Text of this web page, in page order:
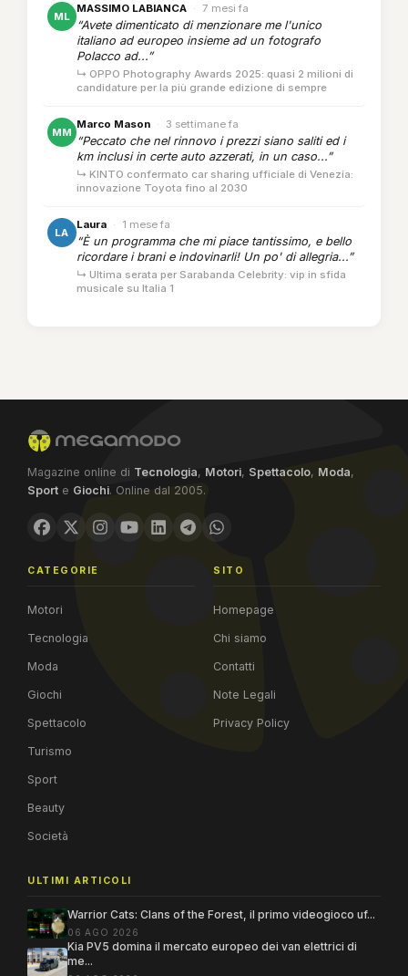
ML
MASSIMO LABIANCA · 7 mesi fa
“Avete dimenticato di menzionare me l'unico
italiano ad europeo insieme ad un fotografo
Polacco ad...”
↳ OPPO Photography Awards 2025: quasi 2 milioni di
candidature per la più grande edizione di sempre
MM
Marco Mason · 3 settimane fa
“Peccato che nel rinnovo i prezzi siano saliti ed i
km inclusi in certe auto azzerati, in un caso...”
↳ KINTO confermato car sharing ufficiale di Venezia:
innovazione Toyota fino al 2030
LA
Laura · 1 mese fa
“È un programma che mi piace tantissimo, e bello
ricordare i brani e indovinarli! Un po' di allegria...”
↳ Ultima serata per Sarabanda Celebrity: vip in sfida
musicale su Italia 1
Magazine online di Tecnologia, Motori, Spettacolo, Moda,
Sport e Giochi. Online dal 2005.
CATEGORIE
Motori
Tecnologia
Moda
Giochi
Spettacolo
Turismo
Sport
Beauty
Società
SITO
Homepage
Chi siamo
Contatti
Note Legali
Privacy Policy
ULTIMI ARTICOLI
Warrior Cats: Clans of the Forest, il primo videogioco uf...
06 AGO 2026
Kia PV5 domina il mercato europeo dei van elettrici di
me...